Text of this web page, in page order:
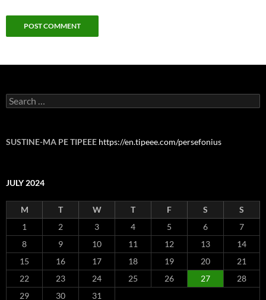
Search
for:
SUSTINE-MA PE TIPEEE https://en.tipeee.com/persefonius
JULY 2024
M T W T F S
S
1
2 3 4 5 6
7
8
9 10 11 12 13
14
15
16 17 18 19 20
21
22
23 24 25 26 27
28
29
30 31